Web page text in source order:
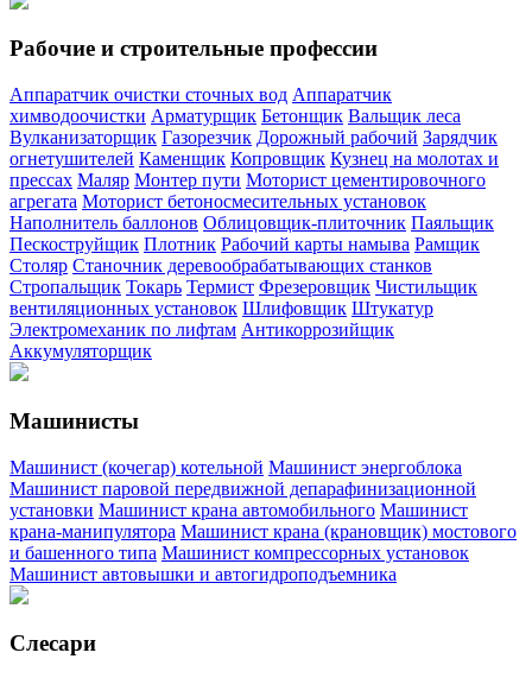
Рабочие и строительные профессии
Аппаратчик очистки сточных вод Аппаратчик
химводоочистки Арматурщик Бетонщик Вальщик леса
Вулканизаторщик Газорезчик Дорожный рабочий Зарядчик
огнетушителей Каменщик Копровщик Кузнец на молотах и
прессах Маляр Монтер пути Моторист цементировочного
агрегата Моторист бетоносмесительных установок
Наполнитель баллонов Облицовщик-плиточник Паяльщик
Пескоструйщик Плотник Рабочий карты намыва Рамщик
Столяр Станочник деревообрабатывающих станков
Стропальщик Токарь Термист Фрезеровщик Чистильщик
вентиляционных установок Шлифовщик Штукатур
Электромеханик по лифтам Антикоррозийщик
Аккумуляторщик
Машинисты
Машинист (кочегар) котельной Машинист энергоблока
Машинист паровой передвижной депарафинизационной
установки Машинист крана автомобильного Машинист
крана-манипулятора Машинист крана (крановщик) мостового
и башенного типа Машинист компрессорных установок
Машинист автовышки и автогидроподъемника
Слесари